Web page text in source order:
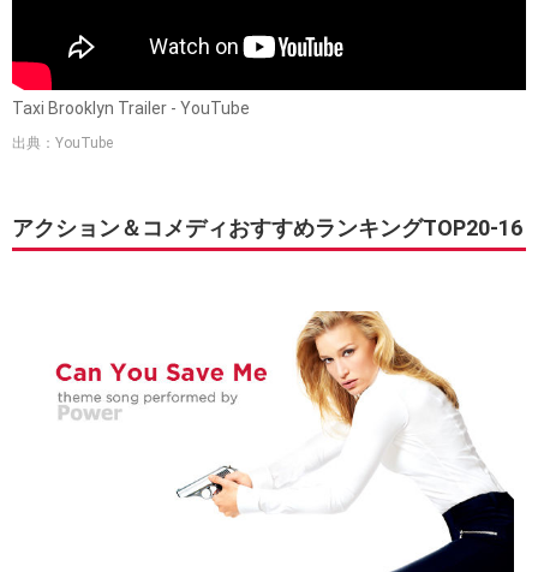
Taxi Brooklyn Trailer - YouTube
出典：YouTube
アクション＆コメディおすすめランキングTOP20-16